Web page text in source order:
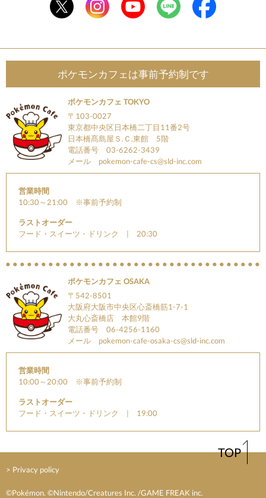
ポケモンカフェは事前予約制です
ポケモンカフェ TOKYO
〒103-0027
東京都中央区日本橋二丁目11番2号
日本橋髙島屋Ｓ.Ｃ.東館 5階
電話番号 03-6262-3439
メール pokemon-cafe-cs@sld-inc.com
営業時間
10:30～21:00 ※事前予約制
ラストオーダー
フード・スイーツ・ドリンク | 20:30
ポケモンカフェ OSAKA
〒542-8501
大阪府大阪市中央区心斎橋筋1-7-1
大丸心斎橋店 本館9階
電話番号 06-4256-1160
メール pokemon-cafe-osaka-cs@sld-inc.com
営業時間
10:00～20:00 ※事前予約制
ラストオーダー
フード・スイーツ・ドリンク | 19:00
TOP
> Privacy policy
©Pokémon. ©Nintendo/Creatures Inc. /GAME FREAK inc.